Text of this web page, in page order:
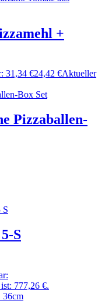
+
31,34 €24,42 €Aktueller
Pizzaballen-
S
777,26 €.